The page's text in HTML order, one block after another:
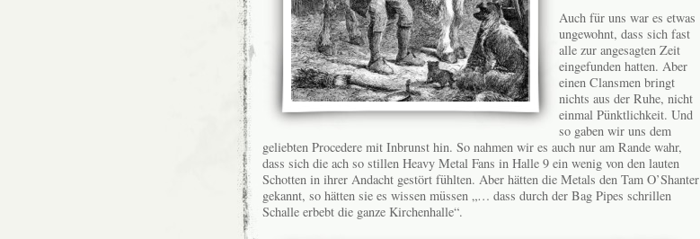
Auch für uns war es etwas
ungewohnt, dass sich fast
alle zur angesagten Zeit
eingefunden hatten. Aber
einen Clansmen bringt
nichts aus der Ruhe, nicht
einmal Pünktlichkeit. Und
so gaben wir uns dem
geliebten Procedere mit Inbrunst hin. So nahmen wir es auch nur am Rande wahr,
dass sich die ach so stillen Heavy Metal Fans in Halle 9 ein wenig von den lauten
Schotten in ihrer Andacht gestört fühlten. Aber hätten die Metals den Tam O’Shanter
gekannt, so hätten sie es wissen müssen „… dass durch der Bag Pipes schrillen
Schalle erbebt die ganze Kirchenhalle“.